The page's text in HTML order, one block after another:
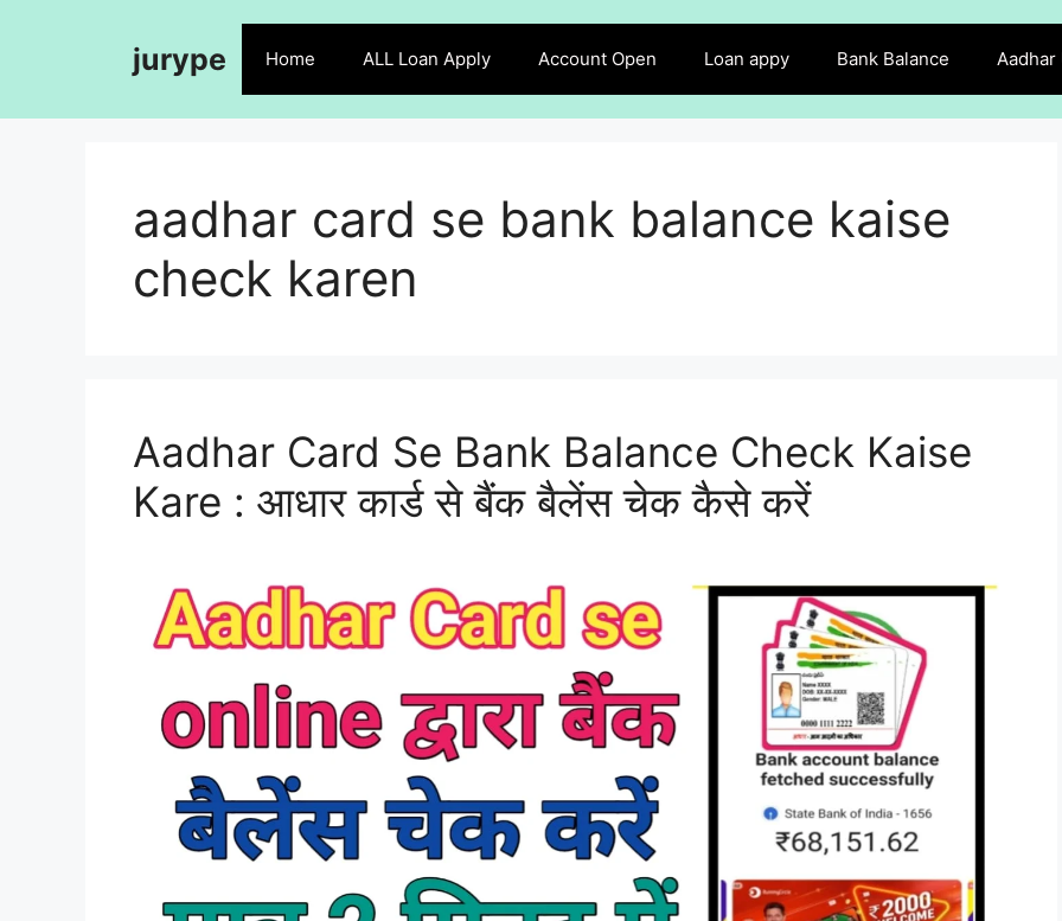
jurype Home ALL Loan Apply Account Open Loan appy Bank Balance Aadhar
aadhar card se bank balance kaise
check karen
Aadhar Card Se Bank Balance Check Kaise
Kare : आधार कार्ड से बैंक बैलेंस चेक कैसे करें